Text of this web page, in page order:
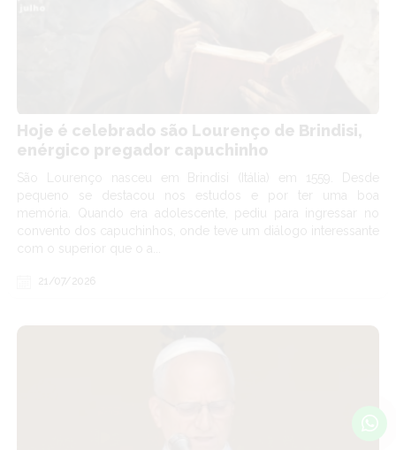
Hoje é celebrado são Lourenço de Brindisi,
enérgico pregador capuchinho
São Lourenço nasceu em Brindisi (Itália) em 1559. Desde
pequeno se destacou nos estudos e por ter uma boa
memória. Quando era adolescente, pediu para ingressar no
convento dos capuchinhos, onde teve um diálogo interessante
com o superior que o a...
21/07/2026